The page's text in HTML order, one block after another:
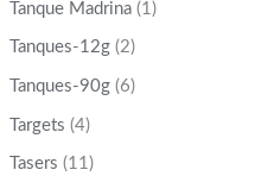
Tanque Madrina (1)
Tanques-12g (2)
Tanques-90g (6)
Targets (4)
Tasers (11)